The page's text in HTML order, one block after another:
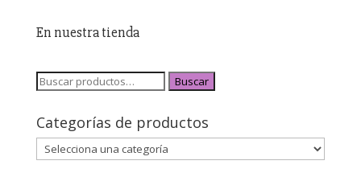
En nuestra tienda
Buscar
Categorías de productos